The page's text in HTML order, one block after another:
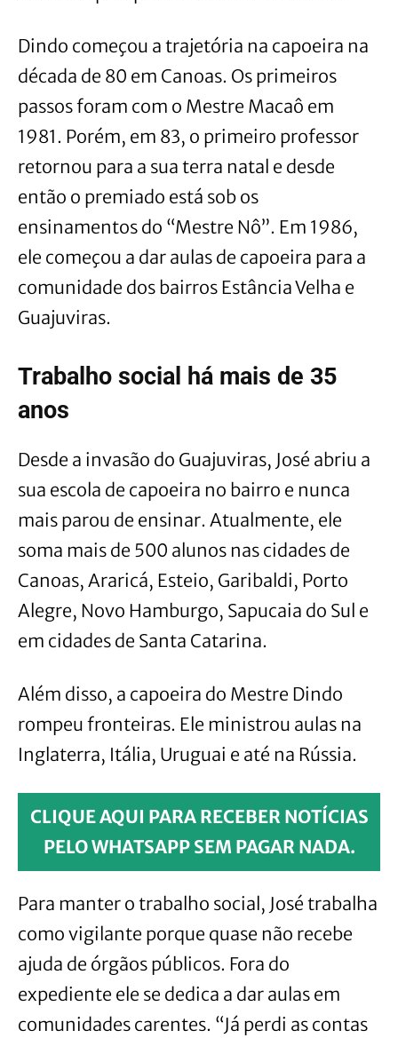
Dindo começou a trajetória na capoeira na
década de 80 em Canoas. Os primeiros
passos foram com o Mestre Macaô em
1981. Porém, em 83, o primeiro professor
retornou para a sua terra natal e desde
então o premiado está sob os
ensinamentos do “Mestre Nô”. Em 1986,
ele começou a dar aulas de capoeira para a
comunidade dos bairros Estância Velha e
Guajuviras.
Trabalho social há mais de 35
anos
Desde a invasão do Guajuviras, José abriu a
sua escola de capoeira no bairro e nunca
mais parou de ensinar. Atualmente, ele
soma mais de 500 alunos nas cidades de
Canoas, Araricá, Esteio, Garibaldi, Porto
Alegre, Novo Hamburgo, Sapucaia do Sul e
em cidades de Santa Catarina.
Além disso, a capoeira do Mestre Dindo
rompeu fronteiras. Ele ministrou aulas na
Inglaterra, Itália, Uruguai e até na Rússia.
CLIQUE AQUI PARA RECEBER NOTÍCIAS
PELO WHATSAPP SEM PAGAR NADA.
Para manter o trabalho social, José trabalha
como vigilante porque quase não recebe
ajuda de órgãos públicos. Fora do
expediente ele se dedica a dar aulas em
comunidades carentes. “Já perdi as contas